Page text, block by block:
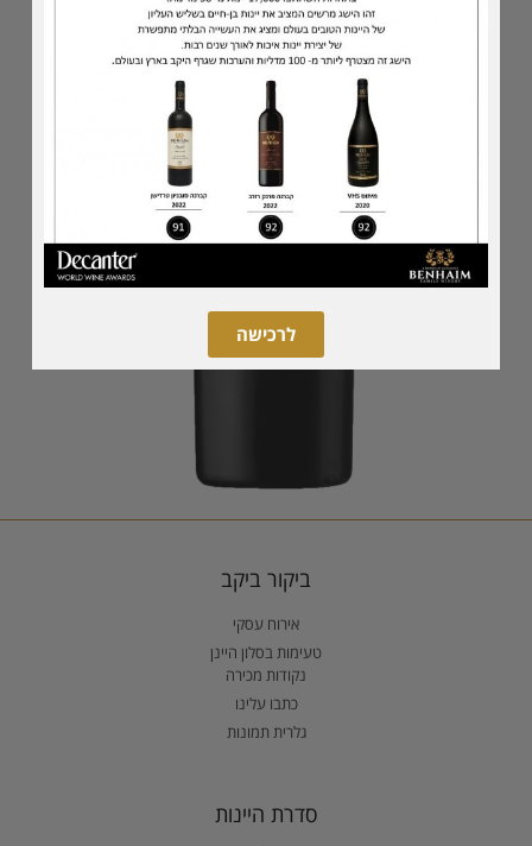
ביקור ביקב
אירוח עסקי
טעימות בסלון היינן
נקודות מכירה
כתבו עלינו
גלרית תמונות
סדרת היינות
לרכישה